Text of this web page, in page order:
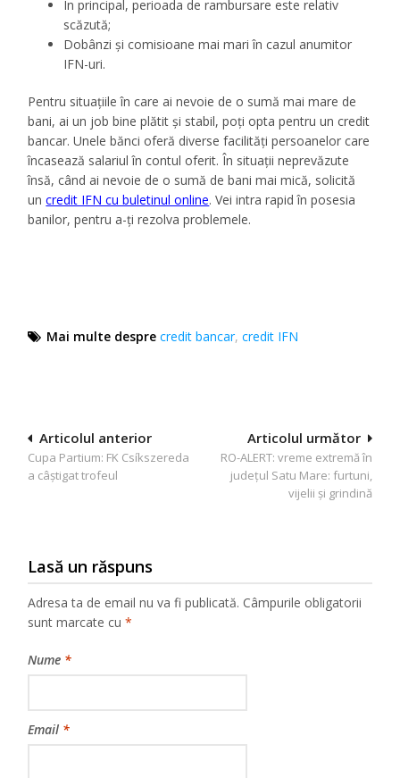
În principal, perioada de rambursare este relativ
scăzută;
Dobânzi și comisioane mai mari în cazul anumitor
IFN-uri.
Pentru situațiile în care ai nevoie de o sumă mai mare de
bani, ai un job bine plătit și stabil, poți opta pentru un credit
bancar. Unele bănci oferă diverse facilități persoanelor care
încasează salariul în contul oferit. În situații neprevăzute
însă, când ai nevoie de o sumă de bani mai mică, solicită
uncredit IFN cu buletinul online. Vei intra rapid în posesia
banilor, pentru a-ți rezolva problemele.
Mai multe despre credit bancar,credit IFN
Navigare
în
Articolul următor
RO-ALERT: vreme extremă în
județul Satu Mare: furtuni,
vijelii și grindină
Articolul anterior
Cupa Partium: FK Csíkszereda
a câștigat trofeul
Lasă un răspuns
Adresa ta de email nu va fi publicată. Câmpurile obligatorii
sunt marcate cu*
Nume *
Email *